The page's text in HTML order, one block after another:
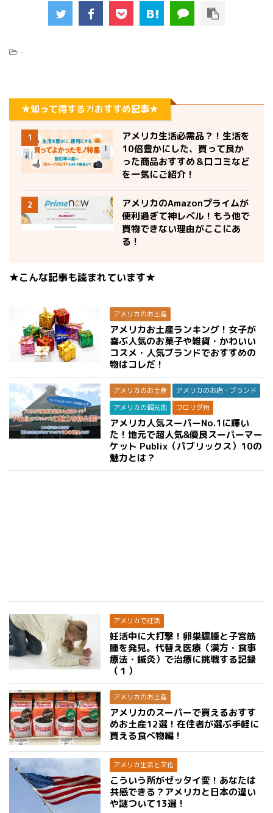
-
★知って得する?!おすすめ記事★
1
アメリカ生活必需品？！生活を
10倍豊かにした、買って良か
った商品おすすめ＆口コミなど
を一気にご紹介！
2
アメリカのAmazonプライムが
便利過ぎて神レベル！もう他で
買物できない理由がここにあ
る！
★こんな記事も読まれています★
アメリカのお土産
アメリカお土産ランキング！女子が
喜ぶ人気のお菓子や雑貨・かわいい
コスメ・人気ブランドでおすすめの
物はコレだ！
アメリカのお土産
アメリカのお店・ブランド
アメリカの観光地
フロリダ州
アメリカ人気スーパーNo.1に輝い
た！地元で超人気&優良スーパーマー
ケット Publix（パブリックス）10の
魅力とは？
アメリカで妊活
妊活中に大打撃！卵巣膿腫と子宮筋
腫を発見。代替え医療（漢方・食事
療法・鍼灸）で治療に挑戦する記録
（１）
アメリカのお土産
アメリカのスーパーで買えるおすす
めお土産12選！在住者が選ぶ手軽に
買える食べ物編！
アメリカ生活と文化
こういう所がゼッタイ変！あなたは
共感できる？アメリカと日本の違い
や謎ついて13選！